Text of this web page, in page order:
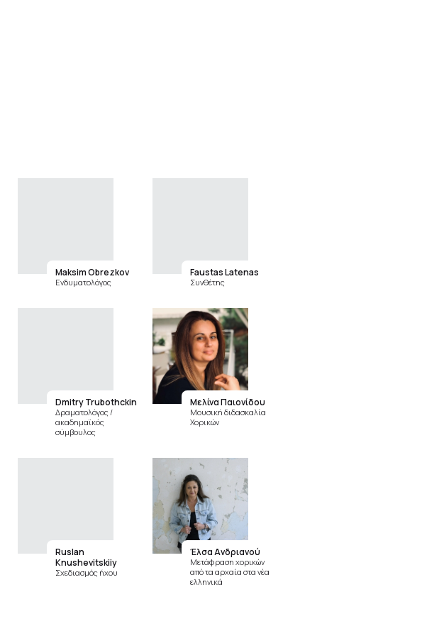
Maksim Obrezkov
Ενδυματολόγος
Faustas Latenas
Συνθέτης
Dmitry Trubothckin
Δραματολόγος /
ακαδημαϊκός
σύμβουλος
Μελίνα Παιονίδου
Μουσική διδασκαλία
Χορικών
Ruslan
Knushevitskiiy
Σχεδιασμός ήχου
Έλσα Ανδριανού
Μετάφραση χορικών
από τα αρχαία στα νέα
ελληνικά